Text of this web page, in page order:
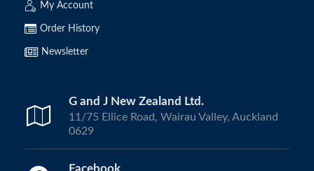
My Account
Order History
Newsletter
G and J New Zealand Ltd.
11/75 Ellice Road, Wairau Valley, Auckland
0629